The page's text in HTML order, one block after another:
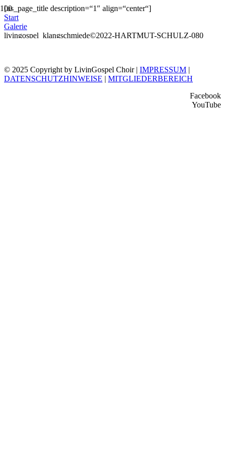
[us_page_title description=“1″ align=“center“]
Start
Galerie
livingospel_klangschmiede©2022-HARTMUT-SCHULZ-080
© 2025 Copyright by LivinGospel Choir | IMPRESSUM |
DATENSCHUTZHINWEISE | MITGLIEDERBEREICH
Facebook
YouTube